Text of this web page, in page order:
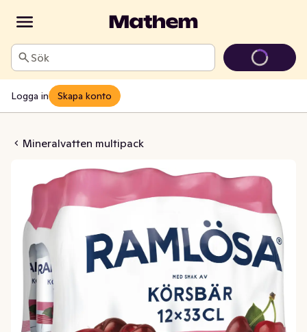
Sök
Logga in Skapa konto
Mineralvatten multipack
12x33cl